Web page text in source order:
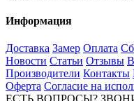
Информация
Доставка Замер Оплата
Новости Статьи Отзывы
Производители Контакты
Оферта Согласие на